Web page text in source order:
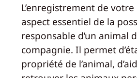
L’enregistrement de
aspect essentiel de la
responsable d’un animal
compagnie. Il permet
propriété de l’animal,